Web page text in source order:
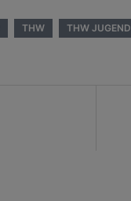
THW THW JUGEND